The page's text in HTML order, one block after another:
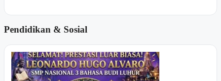
Pendidikan & Sosial